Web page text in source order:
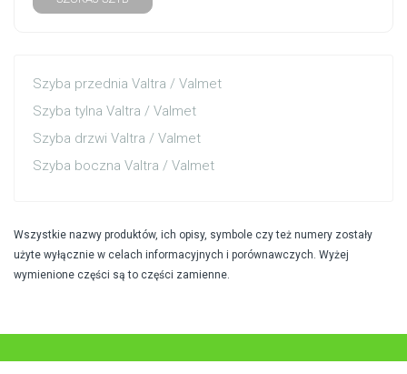
Szyba przednia Valtra / Valmet
Szyba tylna Valtra / Valmet
Szyba drzwi Valtra / Valmet
Szyba boczna Valtra / Valmet
Wszystkie nazwy produktów, ich opisy, symbole czy też numery zostały
użyte wyłącznie w celach informacyjnych i porównawczych. Wyżej
wymienione części są to części zamienne.